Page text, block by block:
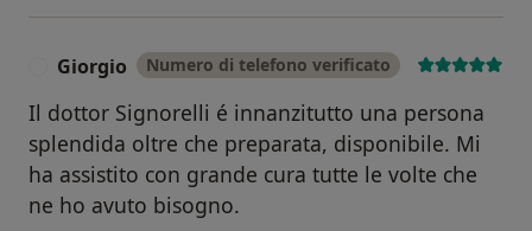
Giorgio Numero di telefono verificato
Il dottor Signorelli é innanzitutto una persona
splendida oltre che preparata, disponibile. Mi
ha assistito con grande cura tutte le volte che
ne ho avuto bisogno.